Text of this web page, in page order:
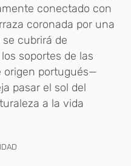
conectado con
coronada por una
cubrirá de
soportes de las
origen portugués—
pasar el sol del
a la vida